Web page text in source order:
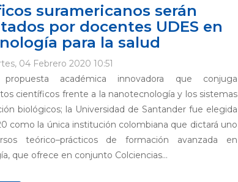
suramericanos serán
por docentes UDES en
para la salud
04 Febrero 2020 10:51
académica innovadora que conjuga
científicos frente a la nanotecnología y los sistemas
biológicos; la Universidad de Santander fue elegida
como la única institución colombiana que dictará uno
teórico–prácticos de formación avanzada en
que ofrece en conjunto Colciencias...